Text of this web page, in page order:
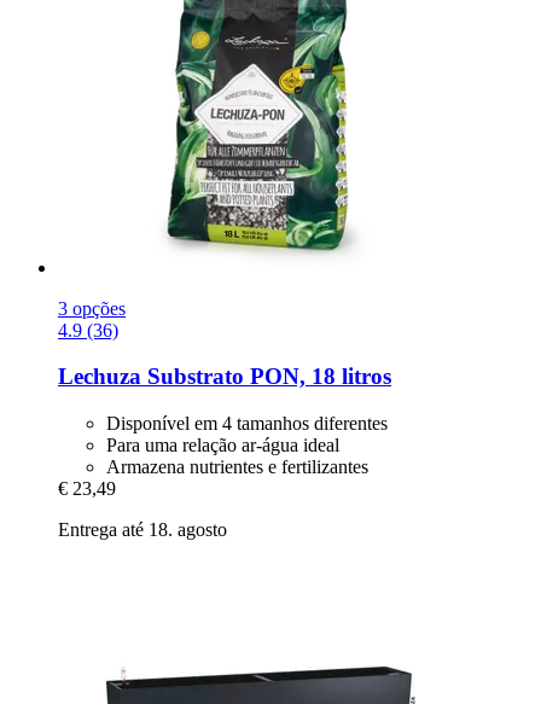
3 opções
4.9 (36)
Lechuza Substrato PON, 18 litros
Disponível em 4 tamanhos diferentes
Para uma relação ar-água ideal
Armazena nutrientes e fertilizantes
€ 23,49
Entrega até 18. agosto